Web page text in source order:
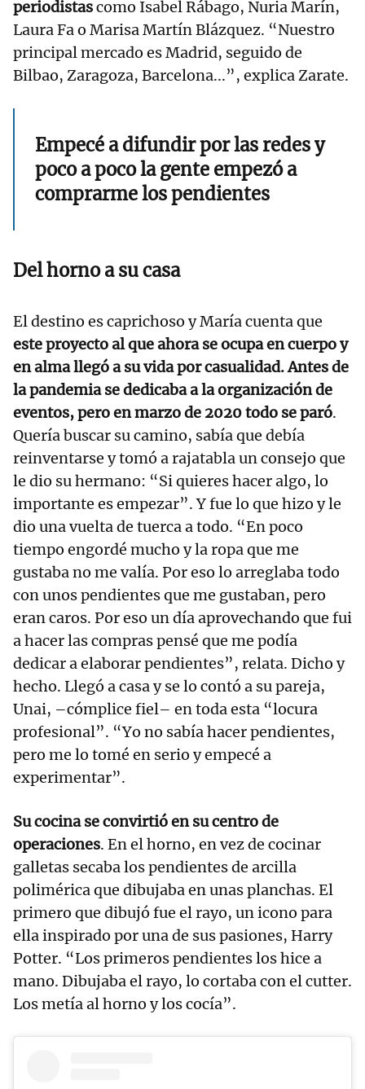
periodistascomo Isabel Rábago, Nuria Marín,
Laura Fa o Marisa Martín Blázquez. “Nuestro
principal mercado es Madrid, seguido de
Bilbao, Zaragoza, Barcelona...”, explica Zarate.
Empecé a difundir por las redes y
poco a poco la gente empezó a
comprarme los pendientes
Del horno a su casa
El destino es caprichoso y María cuenta que
este proyecto al que ahora se ocupa en cuerpo y
en alma llegó a su vida por casualidad. Antes de
la pandemia se dedicaba a la organización de
eventos, pero en marzo de 2020 todo se paró.
Quería buscar su camino, sabía que debía
reinventarse y tomó a rajatabla un consejo que
le dio su hermano: “Si quieres hacer algo, lo
importante es empezar”. Y fue lo que hizo y le
dio una vuelta de tuerca a todo. “En poco
tiempo engordé mucho y la ropa que me
gustaba no me valía. Por eso lo arreglaba todo
con unos pendientes que me gustaban, pero
eran caros. Por eso un día aprovechando que fui
a hacer las compras pensé que me podía
dedicar a elaborar pendientes”, relata. Dicho y
hecho. Llegó a casa y se lo contó a su pareja,
Unai, –cómplice fiel– en toda esta “locura
profesional”. “Yo no sabía hacer pendientes,
pero me lo tomé en serio y empecé a
experimentar”.
Su cocina se convirtió en su centro de
operaciones. En el horno, en vez de cocinar
galletas secaba los pendientes de arcilla
polimérica que dibujaba en unas planchas. El
primero que dibujó fue el rayo, un icono para
ella inspirado por una de sus pasiones, Harry
Potter. “Los primeros pendientes los hice a
mano. Dibujaba el rayo, lo cortaba con el cutter.
Los metía al horno y los cocía”.